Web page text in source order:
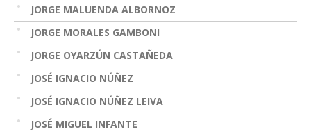
JORGE MALUENDA ALBORNOZ
JORGE MORALES GAMBONI
JORGE OYARZÚN CASTAÑEDA
JOSÉ IGNACIO NÚÑEZ
JOSÉ IGNACIO NÚÑEZ LEIVA
JOSÉ MIGUEL INFANTE